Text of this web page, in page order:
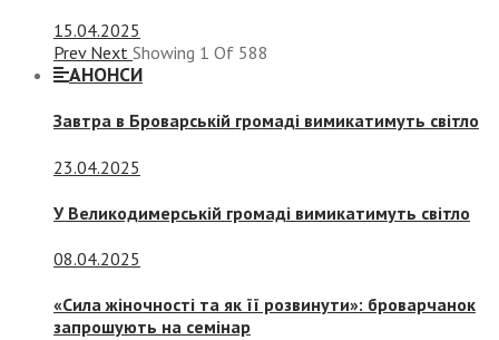
15.04.2025
Prev Next Showing 1 Of 588
АНОНСИ
Завтра в Броварській громаді вимикатимуть світло
23.04.2025
У Великодимерській громаді вимикатимуть світло
08.04.2025
«Сила жіночності та як її розвинути»: броварчанок
запрошують на семінар